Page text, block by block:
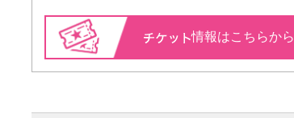
情報はこちらから